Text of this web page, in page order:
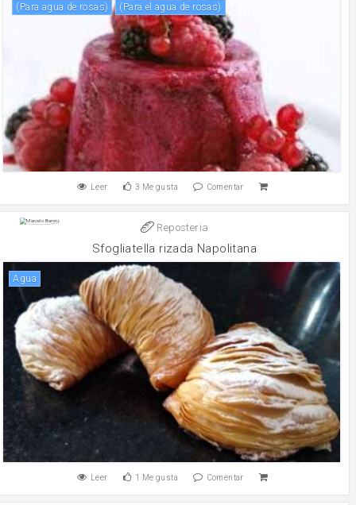
(para agua de rosas)
(para el agua de rosas)
Leer 3 Me gusta Comentar
Reposteria
Sfogliatella rizada Napolitana
agua
Leer 1 Me gusta Comentar